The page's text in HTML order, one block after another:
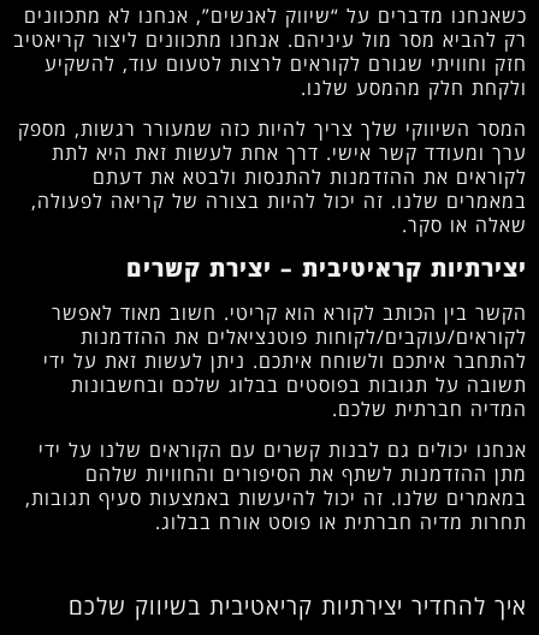
כשאנחנו מדברים על “שיווק לאנשים”, אנחנו לא מתכוונים
רק להביא מסר מול עיניהם. אנחנו מתכוונים ליצור קריאטיב
חזק וחוויתי שגורם לקוראים לרצות לטעום עוד, להשקיע
ולקחת חלק מהמסע שלנו.
המסר השיווקי שלך צריך להיות כזה שמעורר רגשות, מספק
ערך ומעודד קשר אישי. דרך אחת לעשות זאת היא לתת
לקוראים את ההזדמנות להתנסות ולבטא את דעתם
במאמרים שלנו. זה יכול להיות בצורה של קריאה לפעולה,
שאלה או סקר.
יצירתיות קראיטיבית – יצירת קשרים
הקשר בין הכותב לקורא הוא קריטי. חשוב מאוד לאפשר
לקוראים/עוקבים/לקוחות פוטנציאלים את ההזדמנות
להתחבר איתכם ולשוחח איתכם. ניתן לעשות זאת על ידי
תשובה על תגובות בפוסטים בבלוג שלכם ובחשבונות
המדיה חברתית שלכם.
אנחנו יכולים גם לבנות קשרים עם הקוראים שלנו על ידי
מתן ההזדמנות לשתף את הסיפורים והחוויות שלהם
במאמרים שלנו. זה יכול להיעשות באמצעות סעיף תגובות,
תחרות מדיה חברתית או פוסט אורח בבלוג.
איך להחדיר יצירתיות קריאטיבית בשיווק שלכם